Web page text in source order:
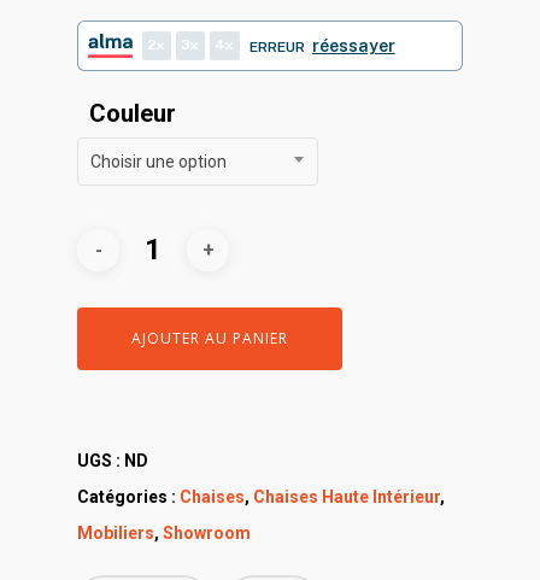
2 3 4 ERREUR réessayer
Couleur
Choisir une option
AJOUTER AU PANIER
UGS : ND
Catégories : Chaises, Chaises Haute Intérieur,
Mobiliers, Showroom